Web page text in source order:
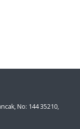
No: 144 35210,